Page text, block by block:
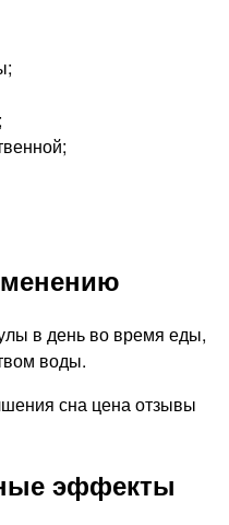
в день во время еды,
воды.
эффекты